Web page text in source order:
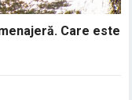
Care este